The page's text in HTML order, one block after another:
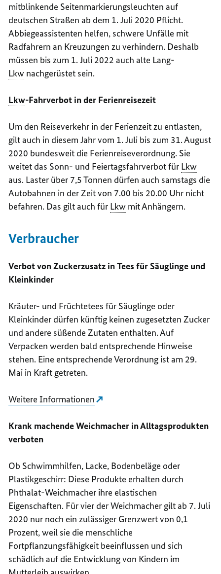
mitblinkende Seitenmarkierungsleuchten auf
deutschen Straßen ab dem 1. Juli 2020 Pflicht.
Abbiegeassistenten helfen, schwere Unfälle mit
Radfahrern an Kreuzungen zu verhindern. Deshalb
müssen bis zum 1. Juli 2022 auch alte Lang-
Lkw nachgerüstet sein.
Lkw-Fahrverbot in der Ferienreisezeit
Um den Reiseverkehr in der Ferienzeit zu entlasten,
gilt auch in diesem Jahr vom 1. Juli bis zum 31. August
2020 bundesweit die Ferienreiseverordnung. Sie
weitet das Sonn- und Feiertagsfahrverbot für Lkw
aus. Laster über 7,5 Tonnen dürfen auch samstags die
Autobahnen in der Zeit von 7.00 bis 20.00 Uhr nicht
befahren. Das gilt auch für Lkw mit Anhängern.
Verbraucher
Verbot von Zuckerzusatz in Tees für Säuglinge und
Kleinkinder
Kräuter- und Früchtetees für Säuglinge oder
Kleinkinder dürfen künftig keinen zugesetzten Zucker
und andere süßende Zutaten enthalten. Auf
Verpacken werden bald entsprechende Hinweise
stehen. Eine entsprechende Verordnung ist am 29.
Mai in Kraft getreten.
Weitere Informationen
Krank machende Weichmacher in Alltagsprodukten
verboten
Ob Schwimmhilfen, Lacke, Bodenbeläge oder
Plastikgeschirr: Diese Produkte erhalten durch
Phthalat-Weichmacher ihre elastischen
Eigenschaften. Für vier der Weichmacher gilt ab 7. Juli
2020 nur noch ein zulässiger Grenzwert von 0,1
Prozent, weil sie die menschliche
Fortpflanzungsfähigkeit beeinflussen und sich
schädlich auf die Entwicklung von Kindern im